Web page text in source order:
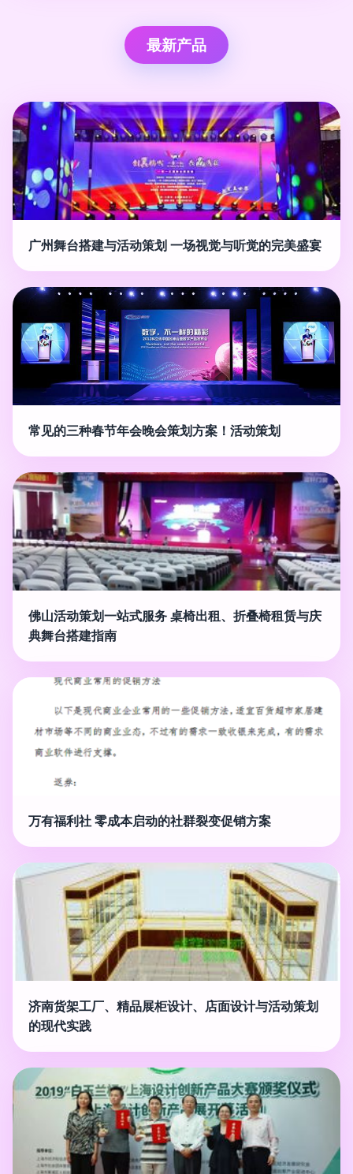
最新产品
广州舞台搭建与活动策划 一场视觉与听觉的完美盛宴
常见的三种春节年会晚会策划方案！活动策划
佛山活动策划一站式服务 桌椅出租、折叠椅租赁与庆
典舞台搭建指南
万有福利社 零成本启动的社群裂变促销方案
济南货架工厂、精品展柜设计、店面设计与活动策划
的现代实践